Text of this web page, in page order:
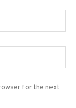
for the next